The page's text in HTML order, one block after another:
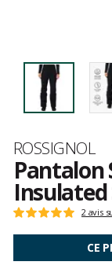
Marque
ROSSIGNOL
Pantalon
Insulated
Référence
RLOWP05-
Les
Note
:
sur
2 avis
CE